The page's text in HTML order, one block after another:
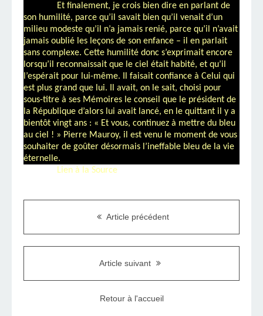
Et finalement, je crois bien dire en parlant de
son humilité, parce qu’il savait bien qu’il venait d’un
milieu modeste qu’il n’a jamais renié, parce qu’il n’avait
jamais oublié les leçons de son enfance – il en parlait
sans complexe. Cette humilité donc s’exprimait encore
lorsqu’il reconnaissait que le ciel était habité, et qu’il
l’espérait pour lui-même. Il faisait confiance à Celui qui
est plus grand que lui. Il avait, on le sait, choisi pour
sous-titre à ses Mémoires le conseil que le président de
la République d’alors lui avait lancé, en le quittant il y a
bientôt vingt ans : « Et vous, continuez à mettre du bleu
au ciel ! » Pierre Mauroy, il est venu le moment de vous
souhaiter de goûter désormais l’ineffable bleu de la vie
éternelle.
Lien à la Source
Article précédent
Article suivant
Retour à l'accueil